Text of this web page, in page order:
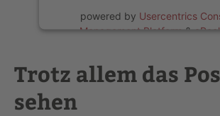
powered by Usercentrics
Management Platform&
Trotz allem das
sehen